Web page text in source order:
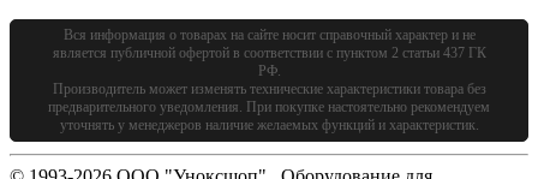
Вся информация о товарах на сайте носит справочный характер и не
является публичной офертой в соответствии с пунктом 2 статьи 437 ГК
РФ.
Производитель может изменять технические характеристики товара без
предварительного уведомления. При покупке настоятельно рекомендуем
уточнять у менеджеров наличие желаемых функций и характеристик.